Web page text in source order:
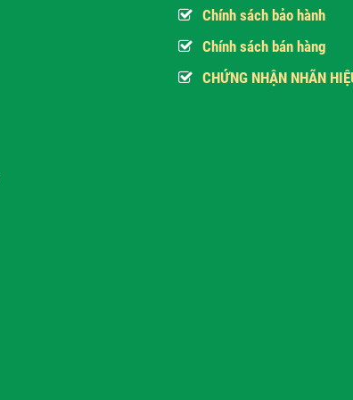
Chính sách bảo hành
Chính sách bán hàng
CHỨNG NHẬN NHÃN